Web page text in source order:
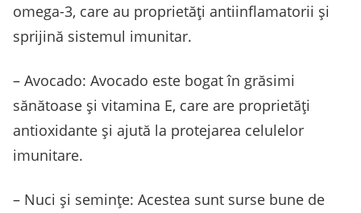
omega-3, care au proprietăți antiinflamatorii și
sprijină sistemul imunitar.
– Avocado: Avocado este bogat în grăsimi
sănătoase și vitamina E, care are proprietăți
antioxidante și ajută la protejarea celulelor
imunitare.
– Nuci și semințe: Acestea sunt surse bune de